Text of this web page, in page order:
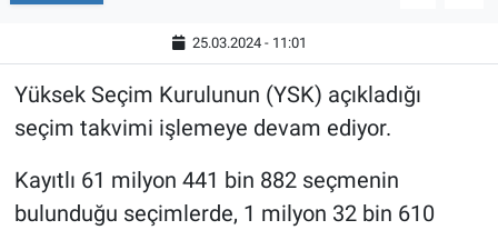
25.03.2024 - 11:01
Yüksek Seçim Kurulunun (YSK) açıkladığı
seçim takvimi işlemeye devam ediyor.
Kayıtlı 61 milyon 441 bin 882 seçmenin
bulunduğu seçimlerde, 1 milyon 32 bin 610